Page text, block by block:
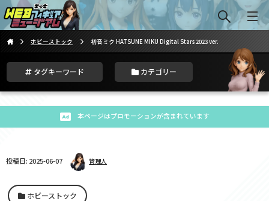
ホビーストック 初音ミク HATSUNE MIKU Digital Stars 2023 ver.
タグキーワード カテゴリー
本ページはプロモーションが含まれています
投稿日: 2025-06-07 管理人
ホビーストック